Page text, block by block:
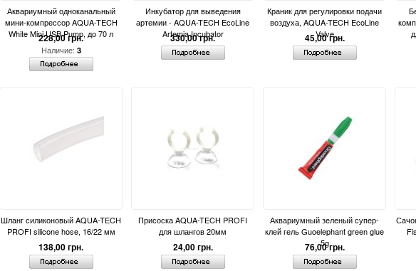
Аквариумный одноканальный
мини-компрессор AQUA-TECH
White Mini USB Pump, до 70 л
228,00 грн.
Наличие: 3
Инкубатор для выведения
артемии - AQUA-TECH EcoLine
Artemia Incubator
330,00 грн.
Краник для регулировки подачи
воздуха, AQUA-TECH EcoLine
Valve
45,00 грн.
Шланг силиконовый AQUA-TECH
PROFI silicone hose, 16/22 мм
138,00 грн.
Присоска AQUA-TECH PROFI
для шлангов 20мм
24,00 грн.
Аквариумный зеленый супер-
клей гель Guoelephant green glue
5g
76,00 грн.